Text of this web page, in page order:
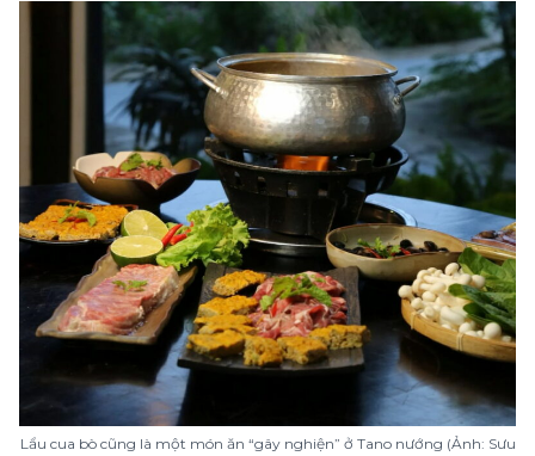
Lẩu cua bò cũng là một món ăn “gây nghiện” ở Tano nướng (Ảnh: Sưu